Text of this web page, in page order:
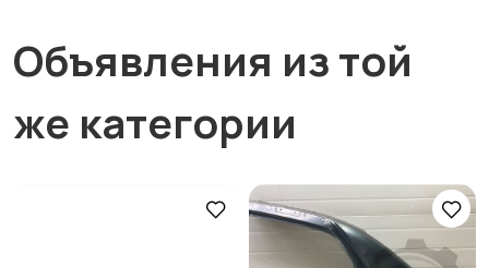
Объявления из той
же категории